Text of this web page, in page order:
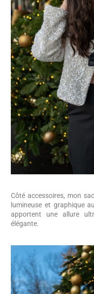
Côté accessoires, mon
lumineuse et graphique
apportent une allure
élégante.